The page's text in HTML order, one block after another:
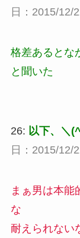
日：2015/12/
格差あるとな
と聞いた
26: 以下、＼
日：2015/12/
まぁ男は本能
な
耐えられない